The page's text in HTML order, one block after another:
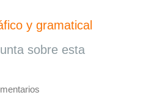
y gramatical
sobre esta